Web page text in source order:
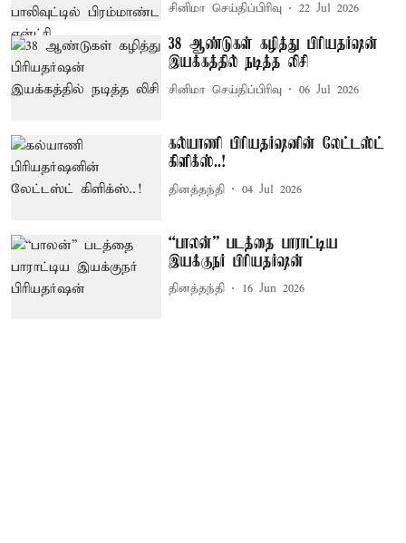
சினிமா செய்திப்பிரிவு 22 Jul 2026
38 ஆண்டுகள் கழித்து பிரியதர்ஷன்
இயக்கத்தில் நடித்த லிசி
சினிமா செய்திப்பிரிவு 06 Jul 2026
கல்யாணி பிரியதர்ஷனின் லேட்டஸ்ட்
கிளிக்ஸ்..!
தினத்தந்தி 04 Jul 2026
“பாலன்” படத்தை பாராட்டிய
இயக்குநர் பிரியதர்ஷன்
தினத்தந்தி 16 Jun 2026